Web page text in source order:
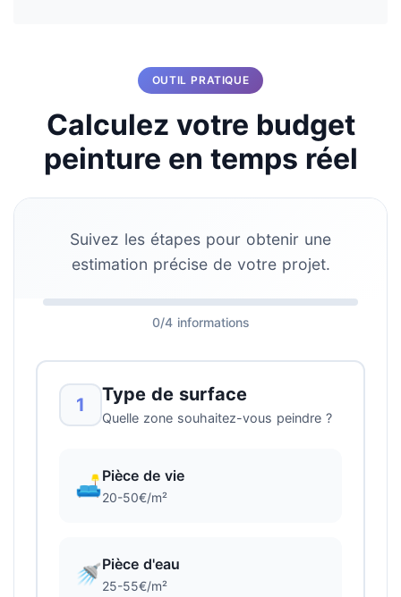
OUTIL PRATIQUE
Calculez votre budget
peinture en temps réel
Suivez les étapes pour obtenir une
estimation précise de votre projet.
0/4 informations
1 Type de surface
Quelle zone souhaitez-vous peindre ?
🛋️Pièce de vie
20-50€/m²
🚿Pièce d'eau
25-55€/m²